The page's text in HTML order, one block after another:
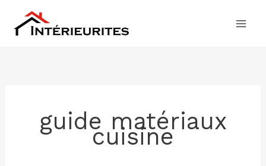
contenu
guide matériaux
cuisine